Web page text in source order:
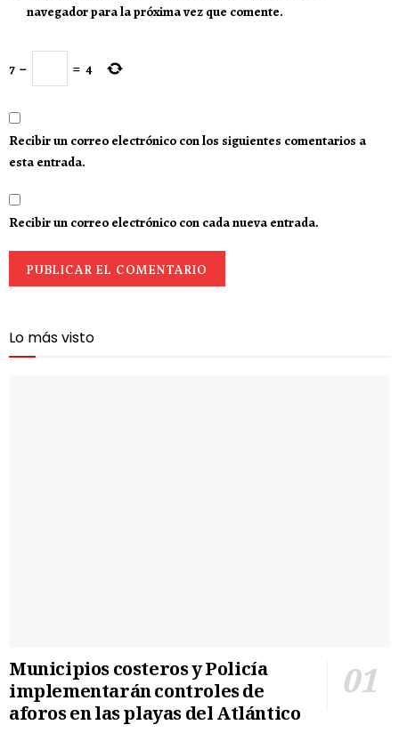
navegador para la próxima vez que comente.
7 − = 4
Recibir un correo electrónico con los siguientes comentarios a
esta entrada.
Recibir un correo electrónico con cada nueva entrada.
Lo más visto
Municipios costeros y Policía
implementarán controles de
aforos en las playas del Atlántico